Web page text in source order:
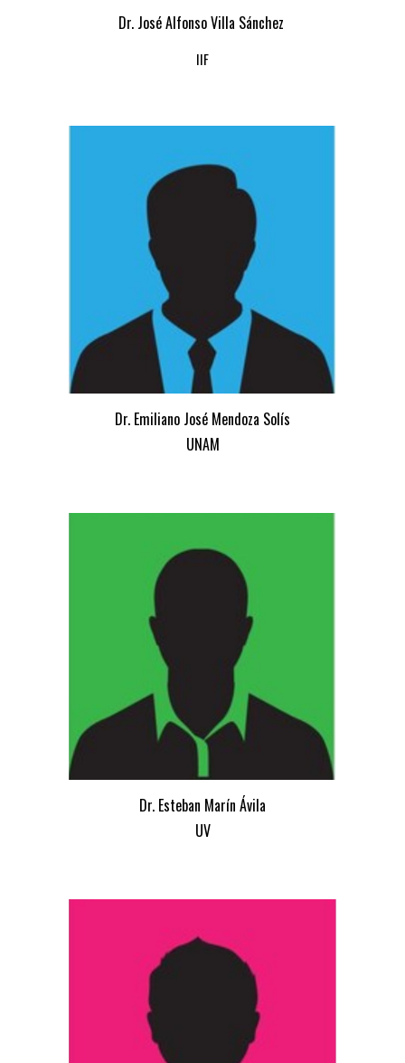
Dr. José Alfonso Villa Sánchez
IIF
Dr. Emiliano José Mendoza Solís
UNAM
Dr. Esteban Marín Ávila
UV